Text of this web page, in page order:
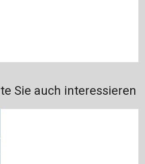
Sie auch interessieren